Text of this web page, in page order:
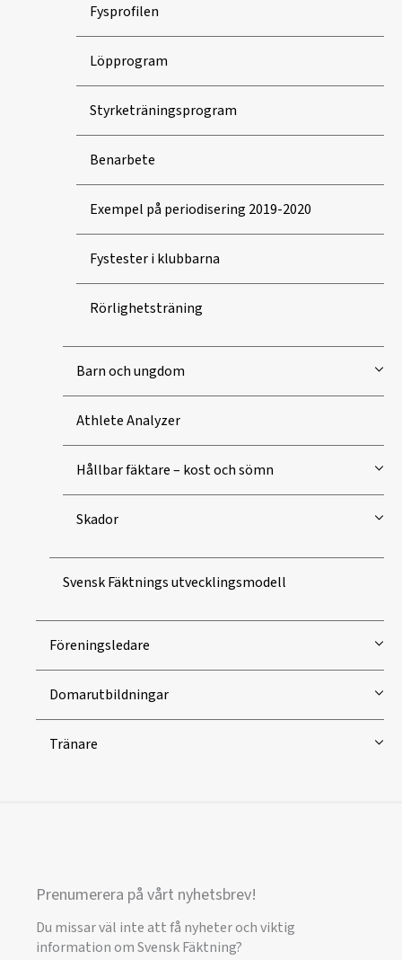
Fysprofilen
Löpprogram
Styrketräningsprogram
Benarbete
Exempel på periodisering 2019-2020
Fystester i klubbarna
Rörlighetsträning
Barn och ungdom
Athlete Analyzer
Hållbar fäktare – kost och sömn
Skador
Svensk Fäktnings utvecklingsmodell
Föreningsledare
Domarutbildningar
Tränare
Prenumerera på vårt nyhetsbrev!
Du missar väl inte att få nyheter och viktig
information om Svensk Fäktning?